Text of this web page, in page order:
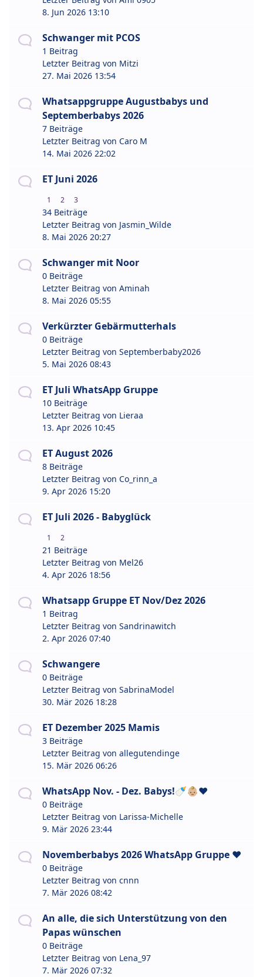
8. Jun 2026 13:10
Schwanger mit PCOS
1 Beitrag
Letzter Beitrag von Mitzi
27. Mai 2026 13:54
Whatsappgruppe Augustbabys und
Septemberbabys 2026
7 Beiträge
Letzter Beitrag von Caro M
14. Mai 2026 22:02
ET Juni 2026
1 2 3
34 Beiträge
Letzter Beitrag von Jasmin_Wilde
8. Mai 2026 20:27
Schwanger mit Noor
0 Beiträge
Letzter Beitrag von Aminah
8. Mai 2026 05:55
Verkürzter Gebärmutterhals
0 Beiträge
Letzter Beitrag von Septemberbaby2026
5. Mai 2026 08:43
ET Juli WhatsApp Gruppe
10 Beiträge
Letzter Beitrag von Lieraa
13. Apr 2026 10:45
ET August 2026
8 Beiträge
Letzter Beitrag von Co_rinn_a
9. Apr 2026 15:20
ET Juli 2026 - Babyglück
1 2
21 Beiträge
Letzter Beitrag von Mel26
4. Apr 2026 18:56
Whatsapp Gruppe ET Nov/Dez 2026
1 Beitrag
Letzter Beitrag von Sandrinawitch
2. Apr 2026 07:40
Schwangere
0 Beiträge
Letzter Beitrag von SabrinaModel
30. Mär 2026 18:28
ET Dezember 2025 Mamis
3 Beiträge
Letzter Beitrag von allegutendinge
15. Mär 2026 06:26
WhatsApp Nov. - Dez. Babys!🍼👶🏼❤️
0 Beiträge
Letzter Beitrag von Larissa-Michelle
9. Mär 2026 23:44
Novemberbabys 2026 WhatsApp Gruppe ❤️
0 Beiträge
Letzter Beitrag von cnnn
7. Mär 2026 08:42
An alle, die sich Unterstützung von den
Papas wünschen
0 Beiträge
Letzter Beitrag von Lena_97
7. Mär 2026 07:32